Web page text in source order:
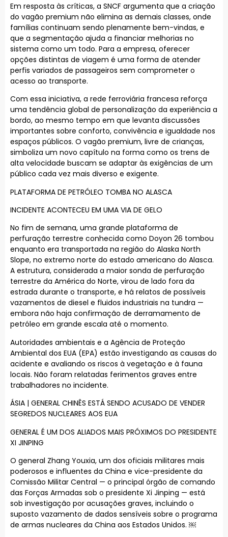
Em resposta às críticas, a SNCF argumenta que a criação
do vagão premium não elimina as demais classes, onde
famílias continuam sendo plenamente bem-vindas, e
que a segmentação ajuda a financiar melhorias no
sistema como um todo. Para a empresa, oferecer
opções distintas de viagem é uma forma de atender
perfis variados de passageiros sem comprometer o
acesso ao transporte.
Com essa iniciativa, a rede ferroviária francesa reforça
uma tendência global de personalização da experiência a
bordo, ao mesmo tempo em que levanta discussões
importantes sobre conforto, convivência e igualdade nos
espaços públicos. O vagão premium, livre de crianças,
simboliza um novo capítulo na forma como os trens de
alta velocidade buscam se adaptar às exigências de um
público cada vez mais diverso e exigente.
PLATAFORMA DE PETRÓLEO TOMBA NO ALASCA
INCIDENTE ACONTECEU EM UMA VIA DE GELO
No fim de semana, uma grande plataforma de
perfuração terrestre conhecida como Doyon 26 tombou
enquanto era transportada na região do Alaska North
Slope, no extremo norte do estado americano do Alasca.
A estrutura, considerada a maior sonda de perfuração
terrestre da América do Norte, virou de lado fora da
estrada durante o transporte, e há relatos de possíveis
vazamentos de diesel e fluidos industriais na tundra —
embora não haja confirmação de derramamento de
petróleo em grande escala até o momento.
Autoridades ambientais e a Agência de Proteção
Ambiental dos EUA (EPA) estão investigando as causas do
acidente e avaliando os riscos à vegetação e à fauna
locais. Não foram relatadas ferimentos graves entre
trabalhadores no incidente.
ÁSIA | GENERAL CHINÊS ESTÁ SENDO ACUSADO DE VENDER
SEGREDOS NUCLEARES AOS EUA
GENERAL É UM DOS ALIADOS MAIS PRÓXIMOS DO PRESIDENTE
XI JINPING
O general Zhang Youxia, um dos oficiais militares mais
poderosos e influentes da China e vice-presidente da
Comissão Militar Central — o principal órgão de comando
das Forças Armadas sob o presidente Xi Jinping — está
sob investigação por acusações graves, incluindo o
suposto vazamento de dados sensíveis sobre o programa
de armas nucleares da China aos Estados Unidos. ￼